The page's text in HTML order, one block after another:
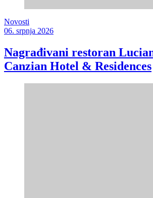
Novosti
06. srpnja 2026
Nagrađivani restoran
Canzian Hotel & Residences